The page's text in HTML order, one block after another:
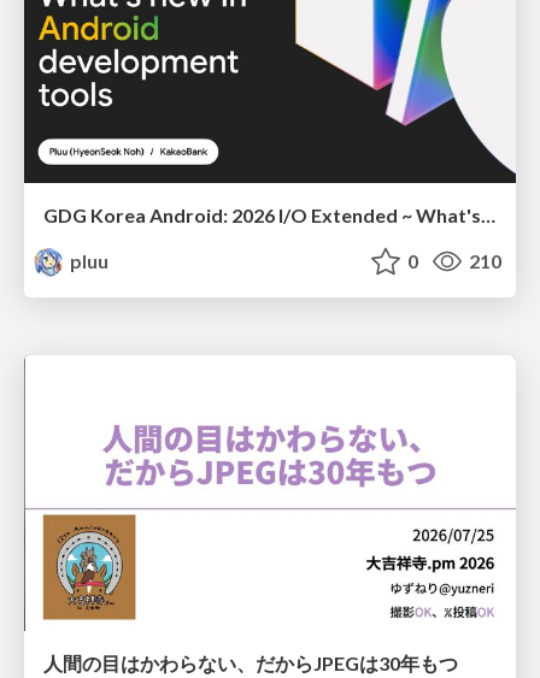
pluu
0 210
人間の目はかわらない、だからJPEGは30年もつ